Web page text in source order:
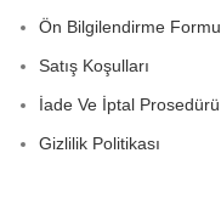
Ön Bilgilendirme Formu
Satış Koşulları
İade Ve İptal Prosedürü
Gizlilik Politikası